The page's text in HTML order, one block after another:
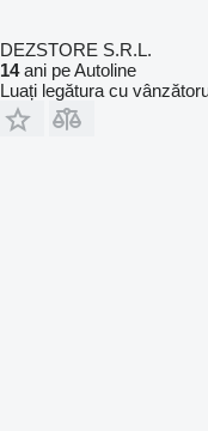
DEZSTORE S.R.L.
14ani pe Autoline
Luați legătura cu